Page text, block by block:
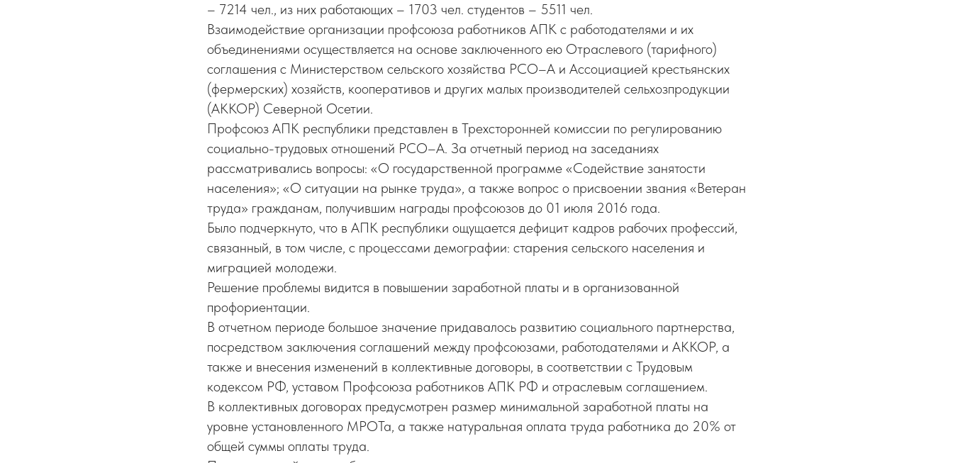
– 7214 чел., из них работающих – 1703 чел. студентов – 5511 чел.
Взаимодействие организации профсоюза работников АПК с работодателями и их
объединениями осуществляется на основе заключенного ею Отраслевого (тарифного)
соглашения с Министерством сельского хозяйства РСО–А и Ассоциацией крестьянских
(фермерских) хозяйств, кооперативов и других малых производителей сельхозпродукции
(АККОР) Северной Осетии.
Профсоюз АПК республики представлен в Трехсторонней комиссии по регулированию
социально-трудовых отношений РСО–А. За отчетный период на заседаниях
рассматривались вопросы: «О государственной программе «Содействие занятости
населения»; «О ситуации на рынке труда», а также вопрос о присвоении звания «Ветеран
труда» гражданам, получившим награды профсоюзов до 01 июля 2016 года.
Было подчеркнуто, что в АПК республики ощущается дефицит кадров рабочих профессий,
связанный, в том числе, с процессами демографии: старения сельского населения и
миграцией молодежи.
Решение проблемы видится в повышении заработной платы и в организованной
профориентации.
В отчетном периоде большое значение придавалось развитию социального партнерства,
посредством заключения соглашений между профсоюзами, работодателями и АККОР, а
также и внесения изменений в коллективные договоры, в соответствии с Трудовым
кодексом РФ, уставом Профсоюза работников АПК РФ и отраслевым соглашением.
В коллективных договорах предусмотрен размер минимальной заработной платы на
уровне установленного МРОТа, а также натуральная оплата труда работника до 20% от
общей суммы оплаты труда.